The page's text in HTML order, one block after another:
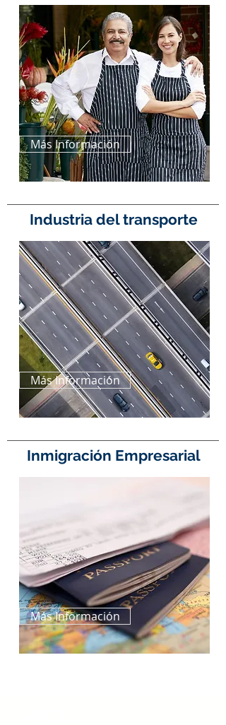
Más Información
Industria del transporte
Más Información
Inmigración Empresarial
Más Información